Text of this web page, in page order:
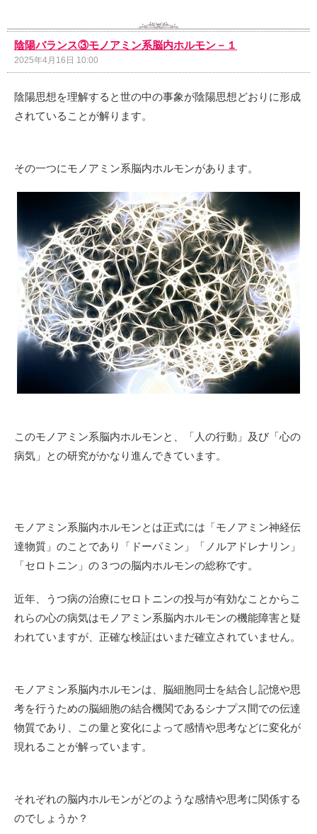
陰陽バランス③モノアミン系脳内ホルモン－１
2025年4月16日 10:00
陰陽思想を理解すると世の中の事象が陰陽思想どおりに形成
されていることが解ります。
その一つにモノアミン系脳内ホルモンがあります。
このモノアミン系脳内ホルモンと、「人の行動」及び「心の
病気」との研究がかなり進んできています。
モノアミン系脳内ホルモンとは正式には「モノアミン神経伝
達物質」のことであり「ドーパミン」「ノルアドレナリン」
「セロトニン」の３つの脳内ホルモンの総称です。
近年、うつ病の治療にセロトニンの投与が有効なことからこ
れらの心の病気はモノアミン系脳内ホルモンの機能障害と疑
われていますが、正確な検証はいまだ確立されていません。
モノアミン系脳内ホルモンは、脳細胞同士を結合し記憶や思
考を行うための脳細胞の結合機関であるシナプス間での伝達
物質であり、この量と変化によって感情や思考などに変化が
現れることが解っています。
それぞれの脳内ホルモンがどのような感情や思考に関係する
のでしょうか？